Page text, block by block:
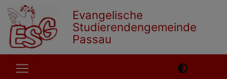
Direkt
zum
Inhalt
Evangelische
Studierendengemeinde
Passau
Hauptnavigation